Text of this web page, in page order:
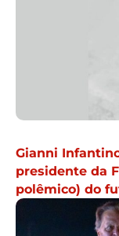
Gianni
presidente da
polêmico) do